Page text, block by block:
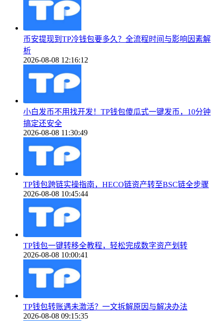
币安提现到TP冷钱包要多久？全流程时间与影响因素解
析
2026-08-08 12:16:12
小白发币不用找开发！TP钱包傻瓜式一键发币，10分钟
搞定还安全
2026-08-08 11:30:49
TP钱包跨链实操指南，HECO链资产转至BSC链全步骤
2026-08-08 10:45:44
TP钱包一键转移全教程，轻松完成数字资产划转
2026-08-08 10:00:41
TP钱包转账遇未激活？一文拆解原因与解决办法
2026-08-08 09:15:35